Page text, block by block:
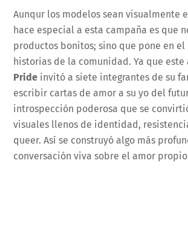
Aunqur los modelos sean visualmente
hace especial a esta campaña es que
productos bonitos; sino que pone en el
historias de la comunidad. Ya que
Pride invitó a siete integrantes de su
escribir cartas de amor a su yo del
introspección poderosa que se
visuales llenos de identidad,
queer. Así se construyó algo más
conversación viva sobre el amor